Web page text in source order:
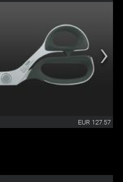
EUR 127.57